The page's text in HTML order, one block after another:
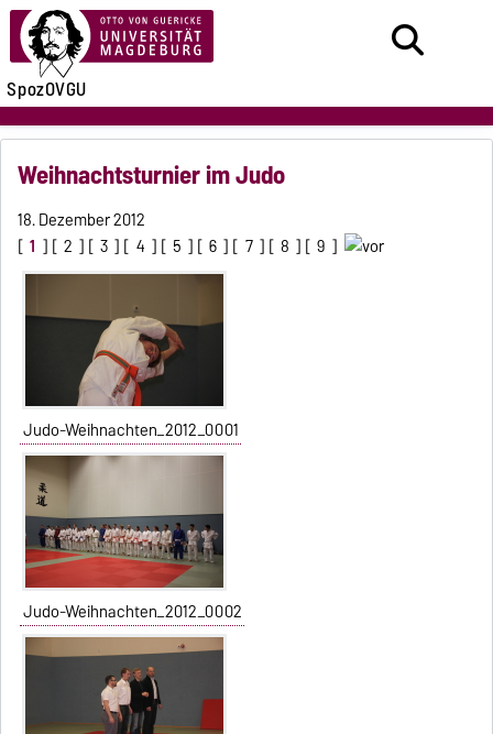
SpozOVGU
Weihnachtsturnier im Judo
18. Dezember 2012
[ 1 ] [ 2 ] [ 3 ] [ 4 ] [ 5 ] [ 6 ] [ 7 ] [ 8 ] [ 9 ]
Judo-Weihnachten_2012_0001
Judo-Weihnachten_2012_0002